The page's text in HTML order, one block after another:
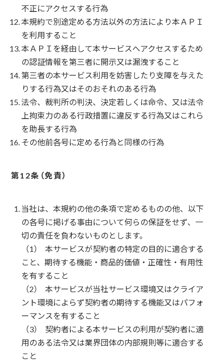
不正にアクセスする行為
本規約で別途定める方法以外の方法により本ＡＰＩ
を利用すること
本ＡＰＩを経由して本サービスへアクセスするため
の認証情報を第三者に開示又は漏洩すること
第三者の本サービス利用を妨害したり支障を与えた
りする行為又はそのおそれのある行為
法令、裁判所の判決、決定若しくは命令、又は法令
上拘束力のある行政措置に違反する行為又はこれら
を助長する行為
その他前各号に定める行為と同様の行為
免責
当社は、本規約の他の条項で定めるものの他、以下
の各号に掲げる事由について何らの保証をせず、一
切の責任を負わないものとします。
本サービスが契約者の特定の目的に適合する
こと、期待する機能・商品的価値・正確性・有用性
を有すること
本サービスが当社サービス環境又はクライア
ント環境によらず契約者の期待する機能又はパフォ
ーマンスを有すること
契約者による本サービスの利用が契約者に適
用のある法令又は業界団体の内部規則等に適合する
こと